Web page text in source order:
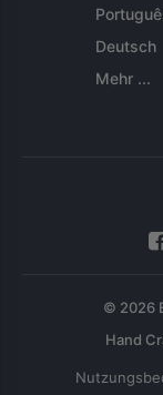
Deutsch
Mehr ...
© 2026